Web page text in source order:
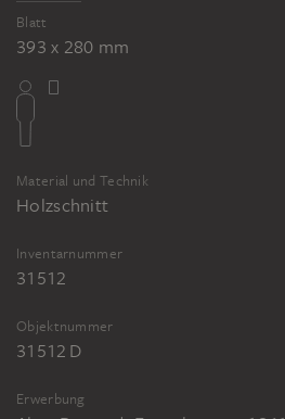
Blatt
393 x 280 mm
Material und Technik
Holzschnitt
Inventarnummer
31512
Objektnummer
31512 D
Erwerbung